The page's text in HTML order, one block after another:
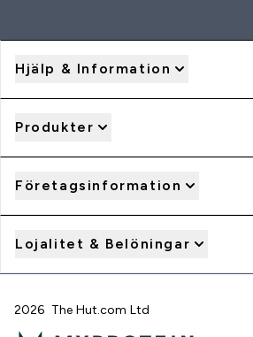
Hjälp & Information
Produkter
Företagsinformation
Lojalitet & Belöningar
2026 The Hut.com Ltd